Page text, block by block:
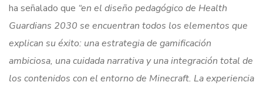
ha señalado que “en el diseño pedagógico de Health
Guardians 2030 se encuentran todos los elementos que
explican su éxito: una estrategia de gamificación
ambiciosa, una cuidada narrativa y una integración total de
los contenidos con el entorno de Minecraft. La experiencia